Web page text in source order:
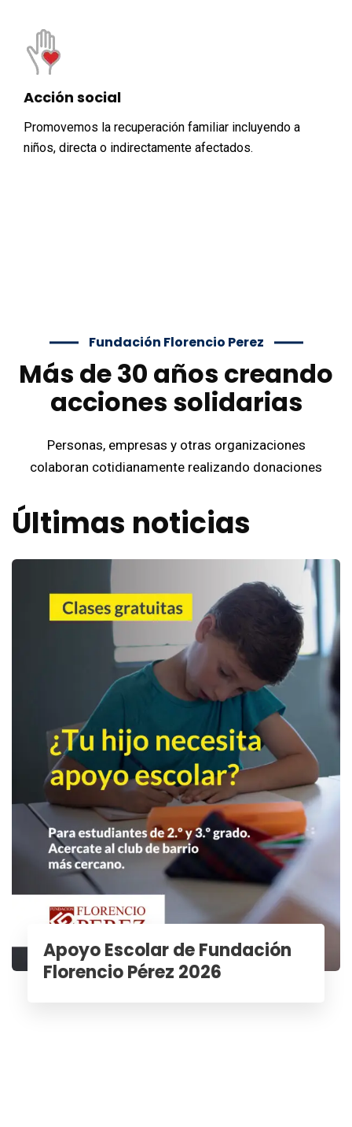
Acción social
Promovemos la recuperación familiar incluyendo a
niños, directa o indirectamente afectados.
Fundación Florencio Perez
Más de 30 años creando
acciones solidarias
Personas, empresas y otras organizaciones
colaboran cotidianamente realizando donaciones
Últimas noticias
Apoyo Escolar de Fundación
Florencio Pérez 2026